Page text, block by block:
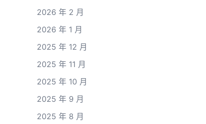
2026 年 2 月
2026 年 1 月
2025 年 12 月
2025 年 11 月
2025 年 10 月
2025 年 9 月
2025 年 8 月